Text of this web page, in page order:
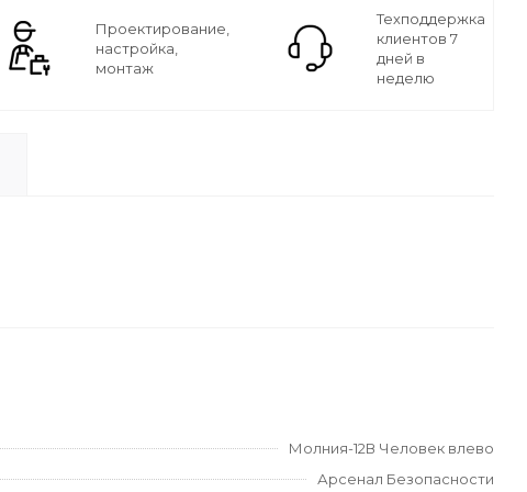
Проектирование,
настройка,
монтаж
Техподдержка
клиентов 7
дней в
неделю
Молния-12В Человек влево
Арсенал Безопасности